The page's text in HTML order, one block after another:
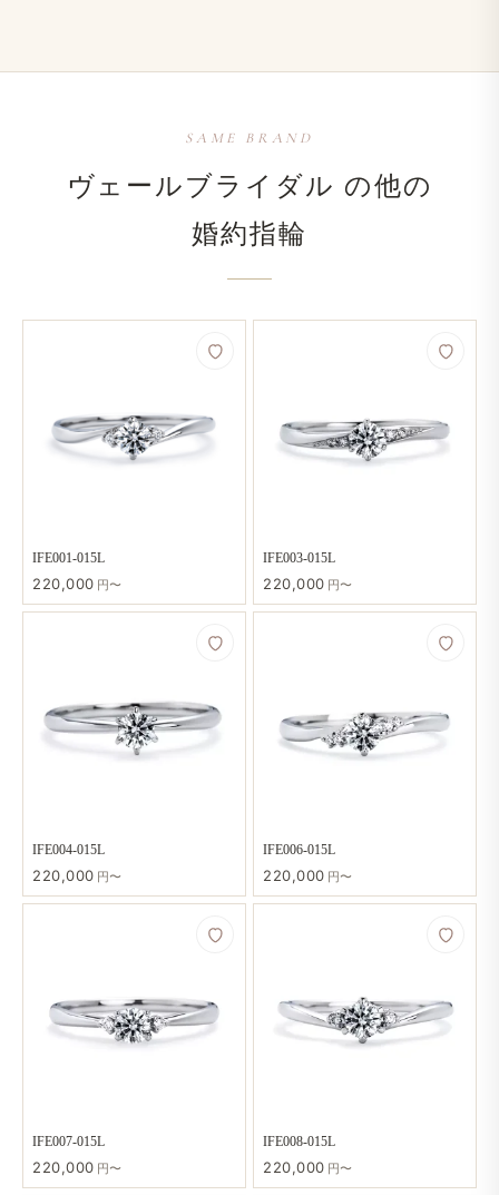
SAME BRAND
ヴェールブライダル の​他の​
婚約指輪
IFE001-015L
220,000 円〜
IFE003-015L
220,000 円〜
IFE004-015L
220,000 円〜
IFE006-015L
220,000 円〜
IFE007-015L
220,000 円〜
IFE008-015L
220,000 円〜